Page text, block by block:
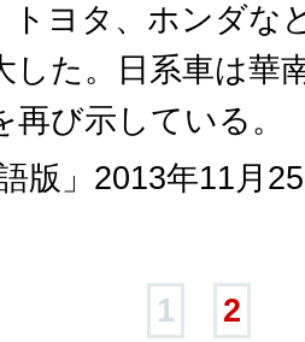
トヨタ、ホンダな
した。日系車は華
再び示している。
版」2013年11月
1 2